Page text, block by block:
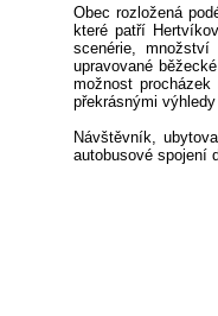
Obec rozložená
které patří
scenérie,
upravované
možnost
překrásnými
Návštěvník,
autobusové spojení